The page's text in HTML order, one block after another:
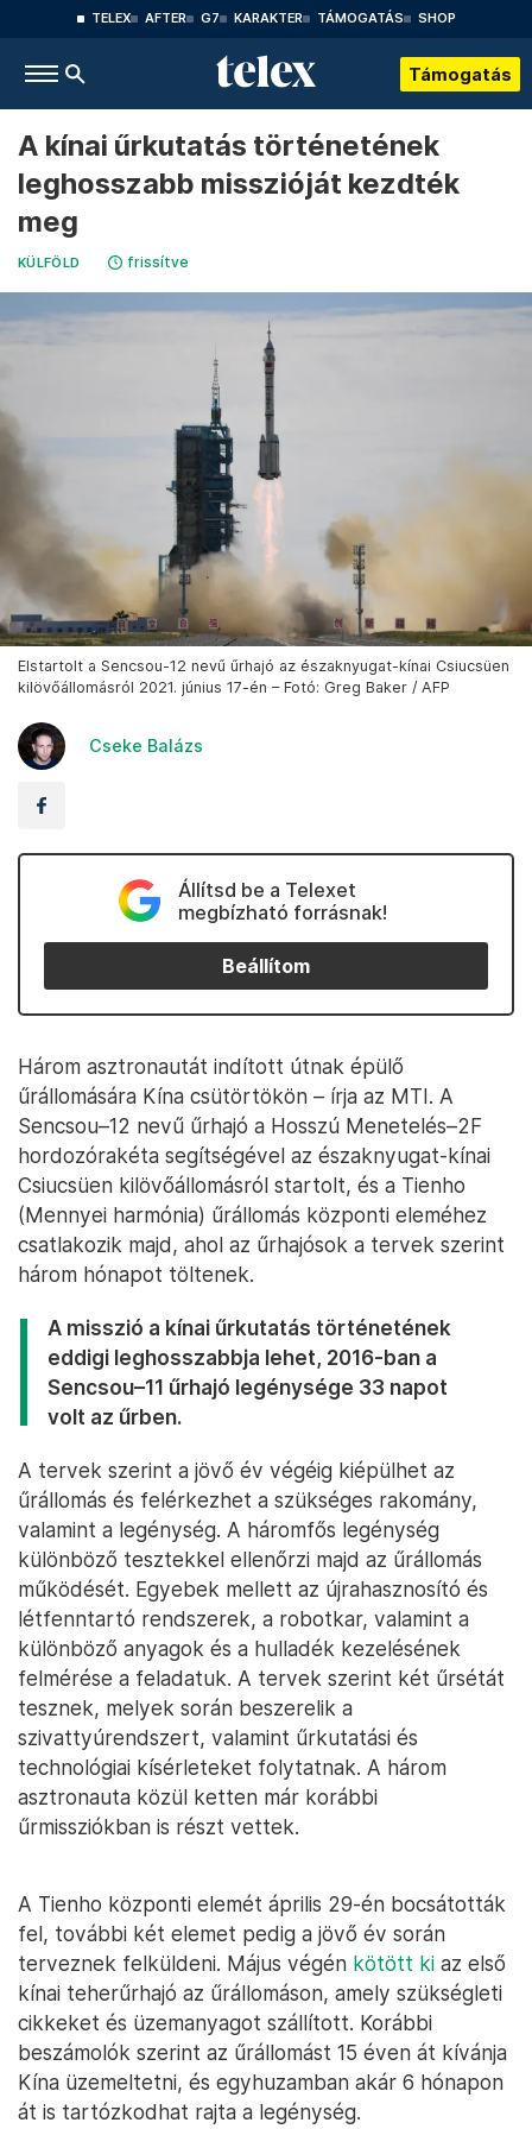
TELEX AFTER G7 KARAKTER TÁMOGATÁS SHOP
Támogatás
A kínai űrkutatás történetének
leghosszabb misszióját kezdték
meg
KÜLFÖLD frissítve
Elstartolt a Sencsou-12 nevű űrhajó az északnyugat-kínai Csiucsüen
kilövőállomásról 2021. június 17-én – Fotó: Greg Baker / AFP
Cseke Balázs
Állítsd be a Telexet
megbízható forrásnak!
Beállítom
Három asztronautát indított útnak épülő
űrállomására Kína csütörtökön – írja az MTI. A
Sencsou–12 nevű űrhajó a Hosszú Menetelés–2F
hordozórakéta segítségével az északnyugat-kínai
Csiucsüen kilövőállomásról startolt, és a Tienho
(Mennyei harmónia) űrállomás központi eleméhez
csatlakozik majd, ahol az űrhajósok a tervek szerint
három hónapot töltenek.
A misszió a kínai űrkutatás történetének
eddigi leghosszabbja lehet, 2016-ban a
Sencsou–11 űrhajó legénysége 33 napot
volt az űrben.
A tervek szerint a jövő év végéig kiépülhet az
űrállomás és felérkezhet a szükséges rakomány,
valamint a legénység. A háromfős legénység
különböző tesztekkel ellenőrzi majd az űrállomás
működését. Egyebek mellett az újrahasznosító és
létfenntartó rendszerek, a robotkar, valamint a
különböző anyagok és a hulladék kezelésének
felmérése a feladatuk. A tervek szerint két űrsétát
tesznek, melyek során beszerelik a
szivattyúrendszert, valamint űrkutatási és
technológiai kísérleteket folytatnak. A három
asztronauta közül ketten már korábbi
űrmissziókban is részt vettek.
A Tienho központi elemét április 29-én bocsátották
fel, további két elemet pedig a jövő év során
terveznek felküldeni. Május végén kötött ki az első
kínai teherűrhajó az űrállomáson, amely szükségleti
cikkeket és üzemanyagot szállított. Korábbi
beszámolók szerint az űrállomást 15 éven át kívánja
Kína üzemeltetni, és egyhuzamban akár 6 hónapon
át is tartózkodhat rajta a legénység.